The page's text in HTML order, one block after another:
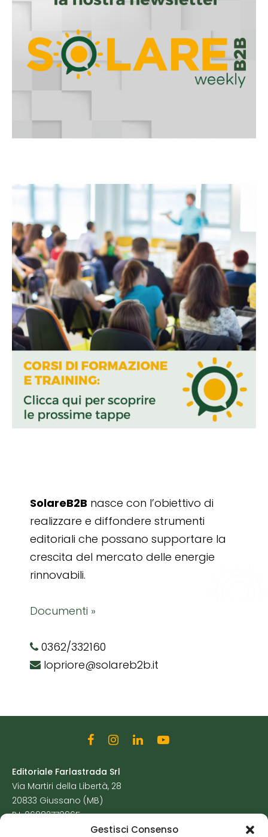
Gestisci Consenso
SolareB2B nasce con l’obiettivo di
realizzare e diffondere strumenti
editoriali che possano supportare la
crescita del mercato delle energie
rinnovabili.
Documenti »
0362/332160
lopriore@solareb2b.it
Editoriale Farlastrada Srl
Via Martiri della Libertà, 28
20833 Giussano (MB)
P.I. 06982770965